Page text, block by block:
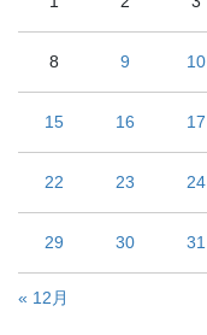
8 9 10
15 16 17
22 23 24
29 30 31
« 12月